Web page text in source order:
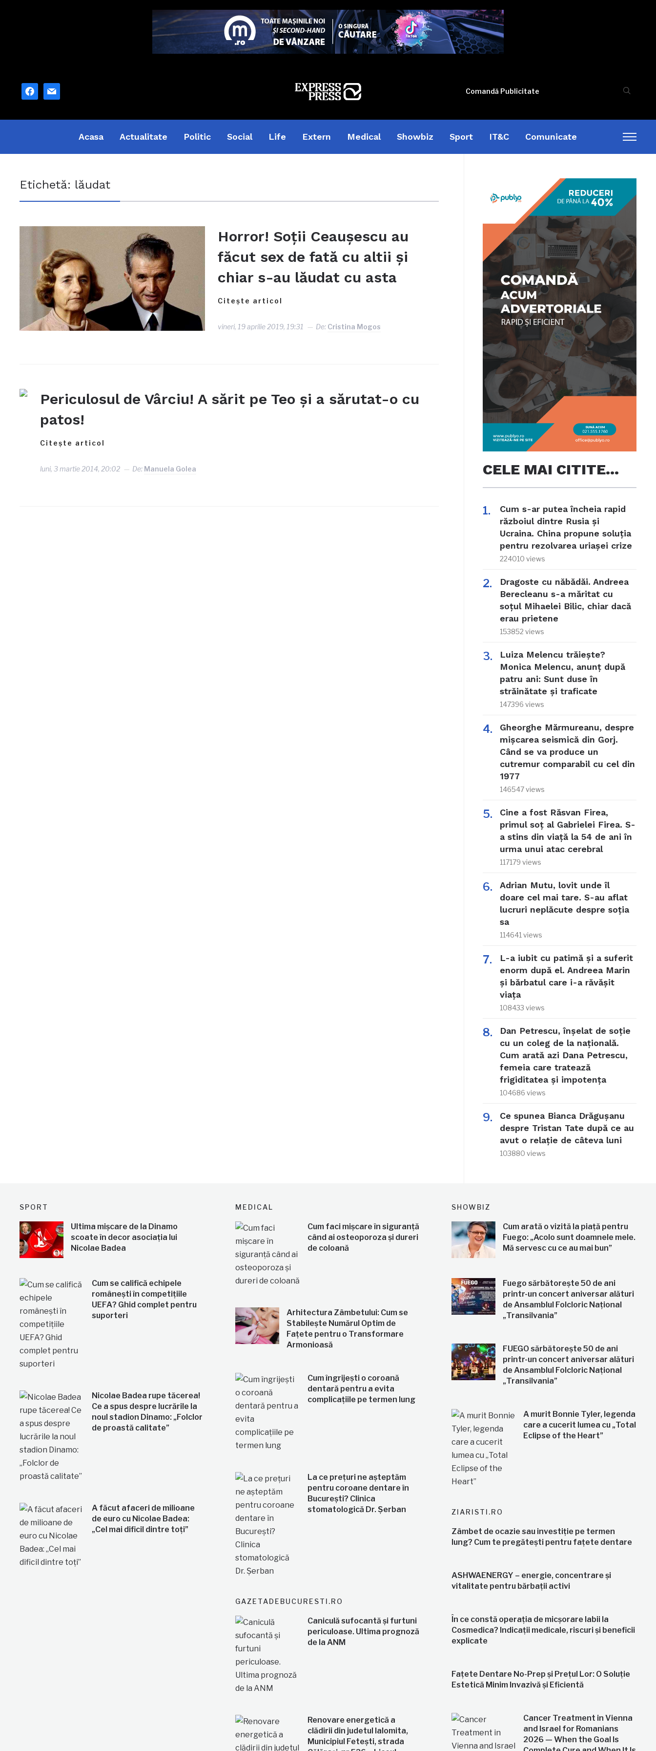
facebook
mail Comandă Publicitate
Acasa Actualitate Politic Social Life Extern Medical Showbiz Sport IT&C Comunicate
Etichetă: lăudat
Horror! Soţii Ceaușescu au
făcut sex de fată cu altii şi
chiar s-au lăudat cu asta
Citește articol
vineri, 19 aprilie 2019, 19:31 De: Cristina Mogos
Periculosul de Vârciu! A sărit pe Teo şi a sărutat-o cu
patos!
Citește articol
luni, 3 martie 2014, 20:02 De: Manuela Golea CELE MAI CITITE…
Cum s-ar putea încheia rapid
războiul dintre Rusia și
Ucraina. China propune soluția
pentru rezolvarea uriașei crize
224010 views
Dragoste cu năbădăi. Andreea
Berecleanu s-a măritat cu
soțul Mihaelei Bilic, chiar dacă
erau prietene
153852 views
Luiza Melencu trăiește?
Monica Melencu, anunț după
patru ani: Sunt duse în
străinătate și traficate
147396 views
Gheorghe Mărmureanu, despre
mișcarea seismică din Gorj.
Când se va produce un
cutremur comparabil cu cel din
1977
146547 views
Cine a fost Răsvan Firea,
primul soț al Gabrielei Firea. S-
a stins din viață la 54 de ani în
urma unui atac cerebral
117179 views
Adrian Mutu, lovit unde îl
doare cel mai tare. S-au aflat
lucruri neplăcute despre soția
sa
114641 views
L-a iubit cu patimă și a suferit
enorm după el. Andreea Marin
și bărbatul care i-a răvășit
viața
108433 views
Dan Petrescu, înșelat de soție
cu un coleg de la națională.
Cum arată azi Dana Petrescu,
femeia care tratează
frigiditatea și impotența
104686 views
Ce spunea Bianca Drăgușanu
despre Tristan Tate după ce au
avut o relație de câteva luni
103880 views
SPORT
Ultima mișcare de la Dinamo
scoate în decor asociația lui
Nicolae Badea
Cum se califică echipele
românești în competițiile
UEFA? Ghid complet pentru
suporteri
Nicolae Badea rupe tăcerea!
Ce a spus despre lucrările la
noul stadion Dinamo: „Folclor
de proastă calitate”
A făcut afaceri de milioane
de euro cu Nicolae Badea:
„Cel mai dificil dintre toți”
MEDICAL
Cum faci mișcare în siguranță
când ai osteoporoza și dureri
de coloană
Arhitectura Zâmbetului: Cum se
Stabilește Numărul Optim de
Fațete pentru o Transformare
Armonioasă
Cum îngrijești o coroană
dentară pentru a evita
complicațiile pe termen lung
La ce prețuri ne așteptăm
pentru coroane dentare în
București? Clinica
stomatologică Dr. Șerban
GAZETADEBUCURESTI.RO
Caniculă sufocantă și furtuni
periculoase. Ultima prognoză
de la ANM
Renovare energetică a
clădirii din judetul Ialomita,
Municipiul Fetești, strada
SHOWBIZ
Cum arată o vizită la piață pentru
Fuego: „Acolo sunt doamnele mele.
Mă servesc cu ce au mai bun”
Fuego sărbătorește 50 de ani
printr-un concert aniversar alături
de Ansamblul Folcloric Național
„Transilvania”
FUEGO sărbătorește 50 de ani
printr-un concert aniversar alături
de Ansamblul Folcloric Național
„Transilvania”
A murit Bonnie Tyler, legenda
care a cucerit lumea cu „Total
Eclipse of the Heart”
ZIARISTI.RO
Zâmbet de ocazie sau investiție pe termen
lung? Cum te pregătești pentru fațete dentare
ASHWAENERGY – energie, concentrare și
vitalitate pentru bărbații activi
În ce constă operația de micșorare labii la
Cosmedica? Indicații medicale, riscuri și beneficii
explicate
Fațete Dentare No-Prep și Prețul Lor: O Soluție
Estetică Minim Invazivă și Eficientă
Cancer Treatment in Vienna
and Israel for Romanians
2026 — When the Goal Is